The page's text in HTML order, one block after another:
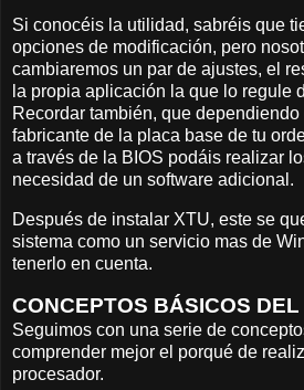
Si conocéis la utilidad, sabréis que
opciones de modificación, pero
cambiaremos un par de ajustes, el
la propia aplicación la que lo regule
Recordar también, que dependiendo
fabricante de la placa base de tu
a través de la BIOS podáis realizar
necesidad de un software adicional.
Después de instalar XTU, este se
sistema como un servicio mas de
tenerlo en cuenta.
CONCEPTOS BÁSICOS
Seguimos con una serie de
comprender mejor el porqué de
procesador.